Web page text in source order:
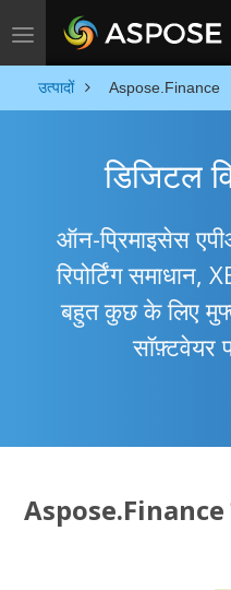
Toggle navigation
उत्पादों Aspose.Finance
डिजिटल
ऑन-प्रिमाइसेस
रिपोर्टिंग समाधान,
बहुत कुछ के लिए
सॉफ़्टवेयर
Aspose.Finance